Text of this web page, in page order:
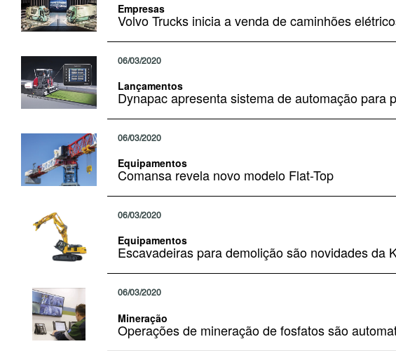
Empresas
Volvo Trucks inicia a venda de caminhões
06/03/2020
Lançamentos
Dynapac apresenta sistema de automação para
06/03/2020
Equipamentos
Comansa revela novo modelo Flat-Top
06/03/2020
Equipamentos
Escavadeiras para demolição são novidades da
06/03/2020
Mineração
Operações de mineração de fosfatos são